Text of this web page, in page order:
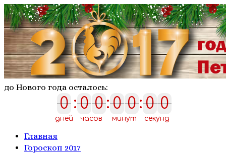
до Нового года осталось:
0
0
дней
:0
0 0
0
часов
:0
0 0
0
минут
:0
0 0
0
секунд
Главная
Гороскоп 2017